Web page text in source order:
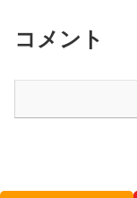
コメント